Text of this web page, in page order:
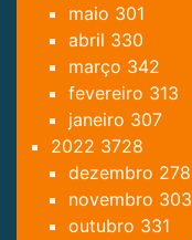
maio 301
abril 330
março 342
fevereiro 313
janeiro 307
2022 3728
dezembro 278
novembro 303
outubro 331